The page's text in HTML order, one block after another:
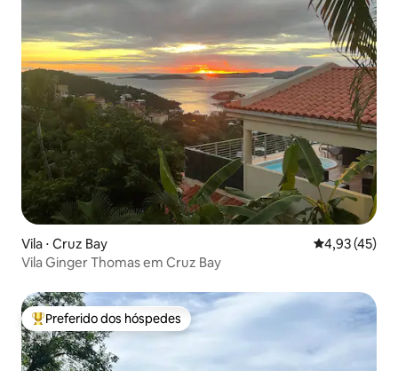
Vila ⋅ Cruz Bay 4,93 de uma
4,93 (45)
Vila Ginger Thomas em Cruz Bay
Entre os melhores preferidos dos hóspedes
Preferido dos hóspedes